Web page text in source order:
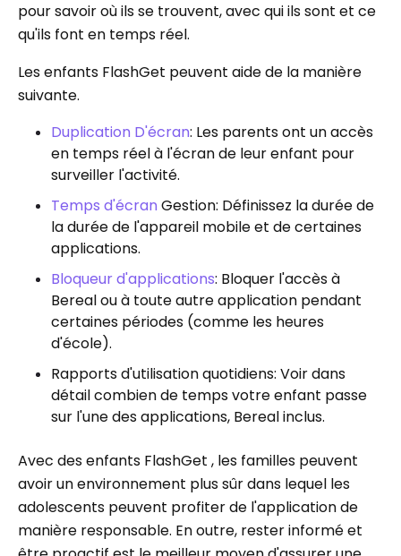
pour savoir où ils se trouvent, avec qui ils sont et ce
qu'ils font en temps réel.
Les enfants FlashGet peuvent aide de la manière
suivante.
Duplication D'écran: Les parents ont un accès
en temps réel à l'écran de leur enfant pour
surveiller l'activité.
Temps d'écran Gestion: Définissez la durée de
la durée de l'appareil mobile et de certaines
applications.
Bloqueur d'applications: Bloquer l'accès à
Bereal ou à toute autre application pendant
certaines périodes (comme les heures
d'école).
Rapports d'utilisation quotidiens: Voir dans
détail combien de temps votre enfant passe
sur l'une des applications, Bereal inclus.
Avec des enfants FlashGet , les familles peuvent
avoir un environnement plus sûr dans lequel les
adolescents peuvent profiter de l'application de
manière responsable. En outre, rester informé et